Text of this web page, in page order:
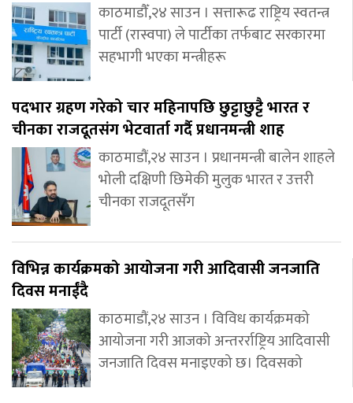
काठमाडौँ,२४ साउन । सत्तारूढ राष्ट्रिय स्वतन्त्र
पार्टी (रास्वपा) ले पार्टीका तर्फबाट सरकारमा
सहभागी भएका मन्त्रीहरू
पदभार ग्रहण गरेको चार महिनापछि छुट्टाछुट्टै भारत र
चीनका राजदूतसंग भेटवार्ता गर्दै प्रधानमन्त्री शाह
काठमाडौं,२४ साउन । प्रधानमन्त्री बालेन शाहले
भोली दक्षिणी छिमेकी मुलुक भारत र उत्तरी
चीनका राजदूतसँग
विभिन्न कार्यक्रमको आयोजना गरी आदिवासी जनजाति
दिवस मनाईंदै
काठमाडौं,२४ साउन । विविध कार्यक्रमको
आयोजना गरी आजको अन्तरर्राष्ट्रिय आदिवासी
जनजाति दिवस मनाइएको छ। दिवसको